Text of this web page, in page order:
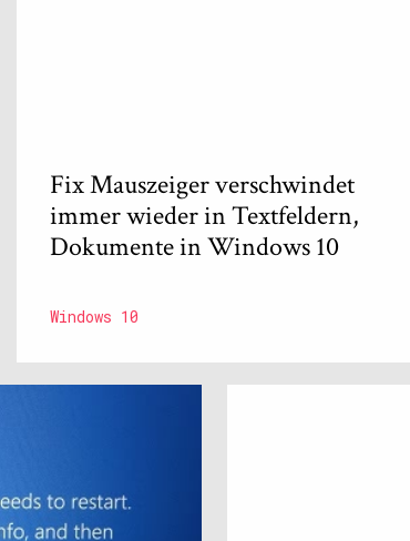
Fix Mauszeiger verschwindet
immer wieder in Textfeldern,
Dokumente in Windows 10
Windows 10